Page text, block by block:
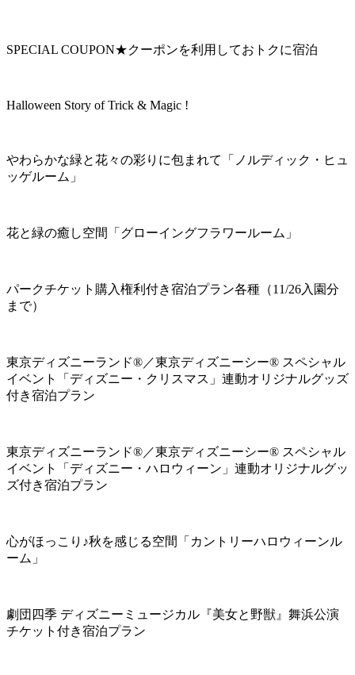
SPECIAL COUPON★クーポンを利用しておトクに宿泊
Halloween Story of Trick & Magic !
やわらかな緑と花々の彩りに包まれて「ノルディック・ヒュ
ッゲルーム」
花と緑の癒し空間「グローイングフラワールーム」
パークチケット購入権利付き宿泊プラン各種（11/26入園分
まで）
東京ディズニーランド®／東京ディズニーシー® スペシャル
イベント「ディズニー・クリスマス」連動オリジナルグッズ
付き宿泊プラン
東京ディズニーランド®／東京ディズニーシー® スペシャル
イベント「ディズニー・ハロウィーン」連動オリジナルグッ
ズ付き宿泊プラン
心がほっこり♪秋を感じる空間「カントリーハロウィーンル
ーム」
劇団四季 ディズニーミュージカル『美女と野獣』舞浜公演
チケット付き宿泊プラン